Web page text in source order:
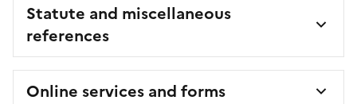
Statute and miscellaneous
references
Online services and forms